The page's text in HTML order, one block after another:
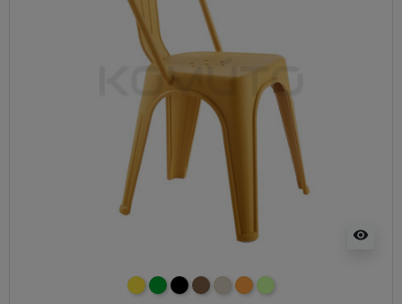
visibility
żółtyzielony
czarnybrązowybeżowypomarańczowy
jasnozielony